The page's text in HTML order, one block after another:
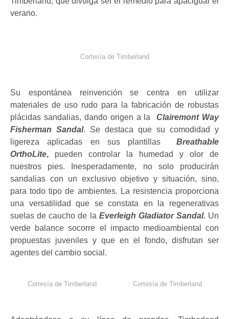
verano.
Cortesía de Timberland
Su espontánea reinvención se centra en utilizar
materiales de uso rudo para la fabricación de robustas
plácidas sandalias, dando origen a laClairemont Way
Fisherman Sandal. Se destaca que su comodidad y
ligereza aplicadas en sus plantillas Breathable
OrthoLite, pueden controlar la humedad y olor de
nuestros pies. Inesperadamente, no solo producirán
sandalias con un exclusivo objetivo y situación, sino,
para todo tipo de ambientes. La resistencia proporciona
una versatilidad que se constata en la regenerativas
suelas de caucho de la Everleigh Gladiator Sandal. Un
verde balance socorre el impacto medioambiental con
propuestas juveniles y que en el fondo, disfrutan ser
agentes del cambio social.
Cortesía de Timberland Cortesía de Timberland